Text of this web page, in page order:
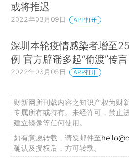
或将推迟
2022年03月09日 APP打开
深圳本轮疫情感染者增至
例 官方辟谣多起“偷渡”传言
2022年03月05日 APP打开
财新网所刊载内容之知识产权为财
专属所有或持有。未经许可，禁止
建立镜像等任何使用。
如有意愿转载，请发邮件至
确认及授权后，方可转载。